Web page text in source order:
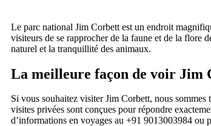
Le parc national Jim Corbett est un endroit
visiteurs de se rapprocher de la faune et de la flore
naturel et la tranquillité des animaux.
La meilleure façon de voir Jim
Si vous souhaitez visiter Jim Corbett, nous
visites privées sont conçues pour répondre
d’informations en voyages au +91 9013003984 ou